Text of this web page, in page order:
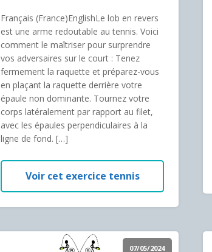
Français (France)EnglishLe lob en revers
est une arme redoutable au tennis. Voici
comment le maîtriser pour surprendre
vos adversaires sur le court : Tenez
fermement la raquette et préparez-vous
en plaçant la raquette derrière votre
épaule non dominante. Tournez votre
corps latéralement par rapport au filet,
avec les épaules perpendiculaires à la
ligne de fond. […]
Voir cet exercice tennis
07/05/2024